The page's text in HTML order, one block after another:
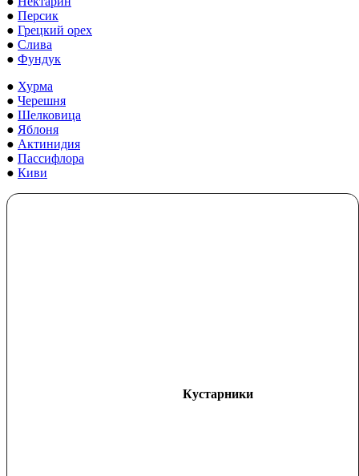
● Персик
● Грецкий орех
● Слива
● Фундук
● Хурма
● Черешня
● Шелковица
● Яблоня
● Актинидия
● Пассифлора
● Киви
Кустарники